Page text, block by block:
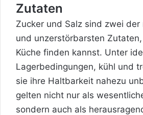
Zutaten
Zucker und Salz sind zwei der
und unzerstörbarsten
Küche finden kannst. Unter
Lagerbedingungen, kühl und
sie ihre Haltbarkeit nahezu
gelten nicht nur als
sondern auch als